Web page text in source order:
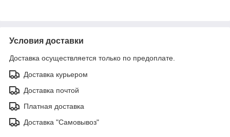
Условия доставки
Доставка осуществляется только по предоплате.
Доставка курьером
Доставка почтой
Платная доставка
Доставка "Самовывоз"